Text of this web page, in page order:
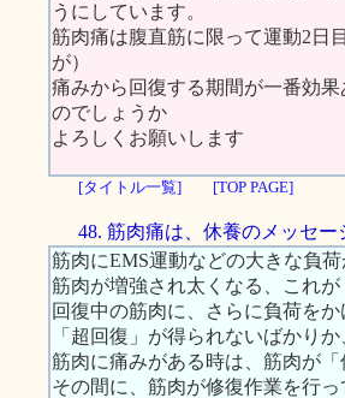
うにしています。
筋肉痛は腹直筋に限って運動2日
が）
痛みから回復する期間が一番効
のでしょうか
よろしくお願いします
[タイトル一覧] [TOP PAGE]
48. 筋肉痛は、休養のメッセー
筋肉にEMS運動などの大きな負
筋肉が増強され太くなる、これが
回復中の筋肉に、さらに負荷を
「超回復」が得られないばかり
筋肉に痛みがある時は、筋肉が
その間に、筋肉が修復作業を行